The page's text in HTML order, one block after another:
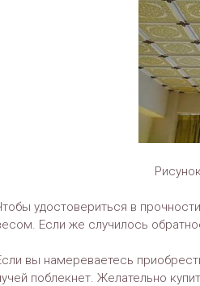
удостовериться в
Если же случилось
вы намереваетесь
поблекнет. Желательно